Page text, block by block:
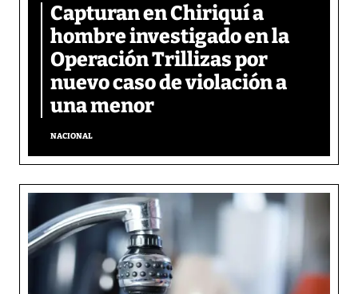
Capturan en Chiriquí a
hombre investigado en la
Operación Trillizas por
nuevo caso de violación a
una menor
NACIONAL